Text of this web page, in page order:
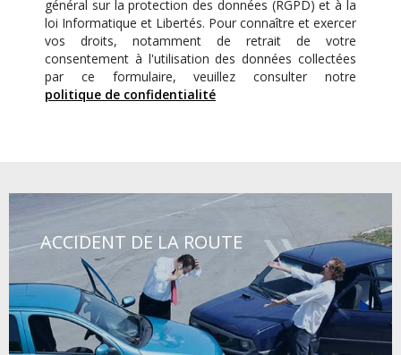
général sur la protection des données (RGPD) et à la
loi Informatique et Libertés. Pour connaître et exercer
vos droits, notamment de retrait de votre
consentement à l'utilisation des données collectées
par ce formulaire, veuillez consulter notre
politique de confidentialité
ACCIDENT DE LA ROUTE